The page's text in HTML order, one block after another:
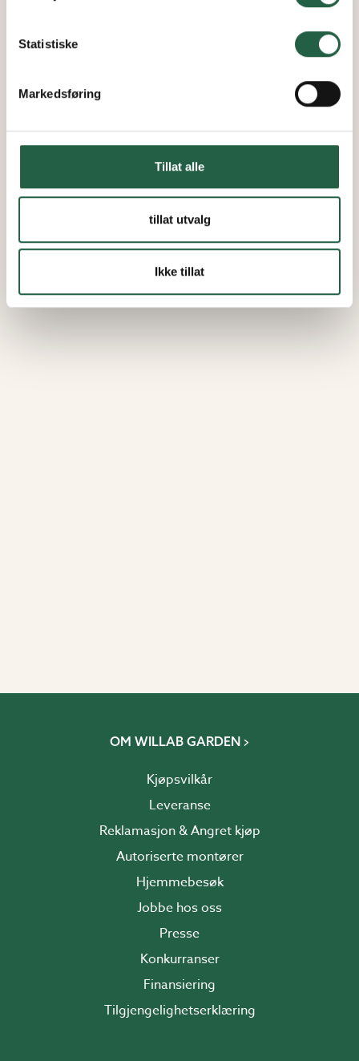
personopplysninger
Statistiske
Markedsføring
Tillat alle
tillat utvalg
Ikke tillat
OM WILLAB GARDEN
Kjøpsvilkår
Leveranse
Reklamasjon & Angret kjøp
Autoriserte montører
Hjemmebesøk
Jobbe hos oss
Presse
Konkurranser
Finansiering
Tilgjengelighetserklæring